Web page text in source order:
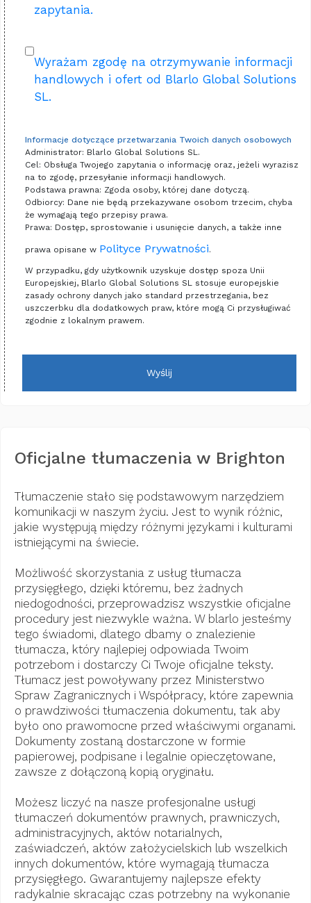
zapytania.
Wyrażam zgodę na otrzymywanie informacji
handlowych i ofert od Blarlo Global Solutions
SL.
Informacje dotyczące przetwarzania Twoich danych osobowych
Administrator: Blarlo Global Solutions SL.
Cel: Obsługa Twojego zapytania o informację oraz, jeżeli wyrazisz
na to zgodę, przesyłanie informacji handlowych.
Podstawa prawna: Zgoda osoby, której dane dotyczą.
Odbiorcy: Dane nie będą przekazywane osobom trzecim, chyba
że wymagają tego przepisy prawa.
Prawa: Dostęp, sprostowanie i usunięcie danych, a także inne
prawa opisane w Polityce Prywatności.
W przypadku, gdy użytkownik uzyskuje dostęp spoza Unii
Europejskiej, Blarlo Global Solutions SL stosuje europejskie
zasady ochrony danych jako standard przestrzegania, bez
uszczerbku dla dodatkowych praw, które mogą Ci przysługiwać
zgodnie z lokalnym prawem.
Wyślij
Oficjalne tłumaczenia w Brighton
Tłumaczenie stało się podstawowym narzędziem
komunikacji w naszym życiu. Jest to wynik różnic,
jakie występują między różnymi językami i kulturami
istniejącymi na świecie.
Możliwość skorzystania z usług tłumacza
przysięgłego, dzięki któremu, bez żadnych
niedogodności, przeprowadzisz wszystkie oficjalne
procedury jest niezwykle ważna. W blarlo jesteśmy
tego świadomi, dlatego dbamy o znalezienie
tłumacza, który najlepiej odpowiada Twoim
potrzebom i dostarczy Ci Twoje oficjalne teksty.
Tłumacz jest powoływany przez Ministerstwo
Spraw Zagranicznych i Współpracy, które zapewnia
o prawdziwości tłumaczenia dokumentu, tak aby
było ono prawomocne przed właściwymi organami.
Dokumenty zostaną dostarczone w formie
papierowej, podpisane i legalnie opieczętowane,
zawsze z dołączoną kopią oryginału.
Możesz liczyć na nasze profesjonalne usługi
tłumaczeń dokumentów prawnych, prawniczych,
administracyjnych, aktów notarialnych,
zaświadczeń, aktów założycielskich lub wszelkich
innych dokumentów, które wymagają tłumacza
przysięgłego. Gwarantujemy najlepsze efekty
radykalnie skracając czas potrzebny na wykonanie